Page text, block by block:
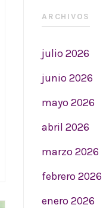
ARCHIVOS
julio 2026
junio 2026
mayo 2026
abril 2026
marzo 2026
febrero 2026
enero 2026